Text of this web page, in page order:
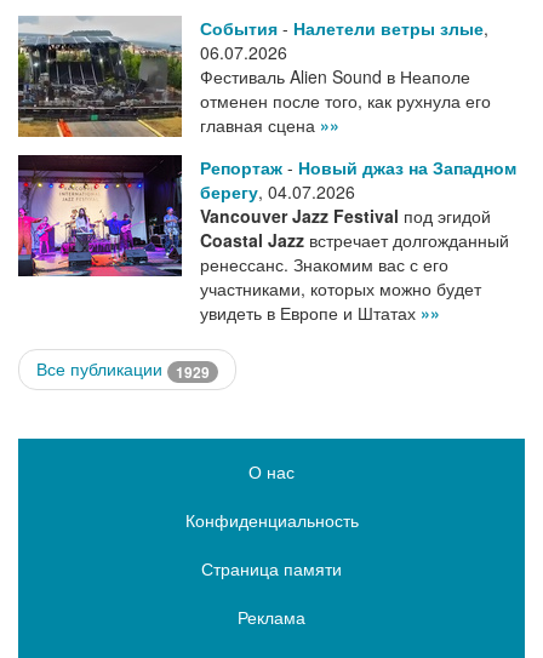
События - Налетели ветры злые,
06.07.2026
Фестиваль Alien Sound в Неаполе
отменен после того, как рухнула его
главная сцена »»
Репортаж - Новый джаз на Западном
берегу, 04.07.2026
Vancouver Jazz Festival под эгидой
Coastal Jazz встречает долгожданный
ренессанс. Знакомим вас с его
участниками, которых можно будет
увидеть в Европе и Штатах »»
Все публикации 1929
О нас
Конфиденциальность
Страница памяти
Реклама